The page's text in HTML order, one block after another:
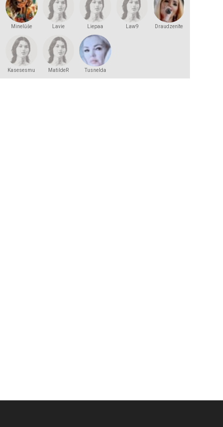
Minelūše Lavie Liepaa Law9 Draudzenīte
Kasesesmu MatildeR Tusnelda